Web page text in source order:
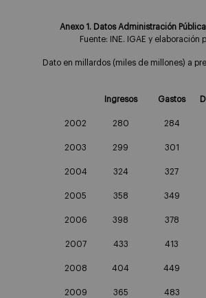
Anexo 1. Datos Administración
Fuente: INE. IGAE y elaboración
Dato en millardos (miles de millones) a
Ingresos Gastos
2002 280 284
2003 299 301
2004 324 327
2005 358 349
2006 398 378
2007 433 413
2008 404 449
2009 365 483